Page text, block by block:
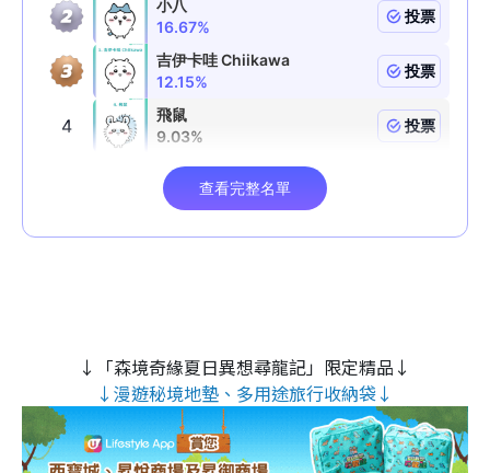
↓「森境奇緣夏日異想尋龍記」限定精品↓
↓漫遊秘境地墊、多用途旅行收納袋↓